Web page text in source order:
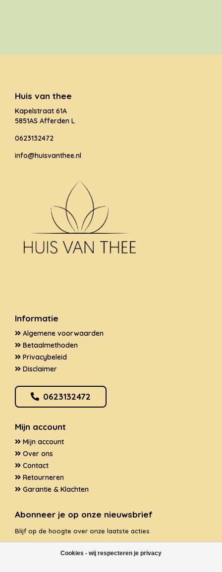
Cookies - wij respecteren je privacy
Huis van thee
Kapelstraat 61A
5851AS Afferden L
0623132472
info@huisvanthee.nl
Informatie
Algemene voorwaarden
Betaalmethoden
Privacybeleid
Disclaimer
0623132472
Mijn account
Mijn account
Over ons
Contact
Retourneren
Garantie & Klachten
Abonneer je op onze nieuwsbrief
Blijf op de hoogte over onze laatste acties